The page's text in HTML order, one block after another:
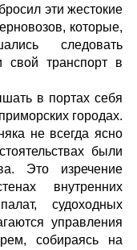
эти жестокие
которые,
следовать
свой транспорт в
в портах себя
городах.
не всегда ясно
были
Это изречение
внутренних
судоходных
управления
собираясь на